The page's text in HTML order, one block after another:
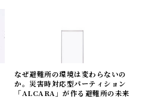
なぜ避難所の環境は変わらないの
か。災害時対応型パーティション
「ALCARA」が作る避難所の未来